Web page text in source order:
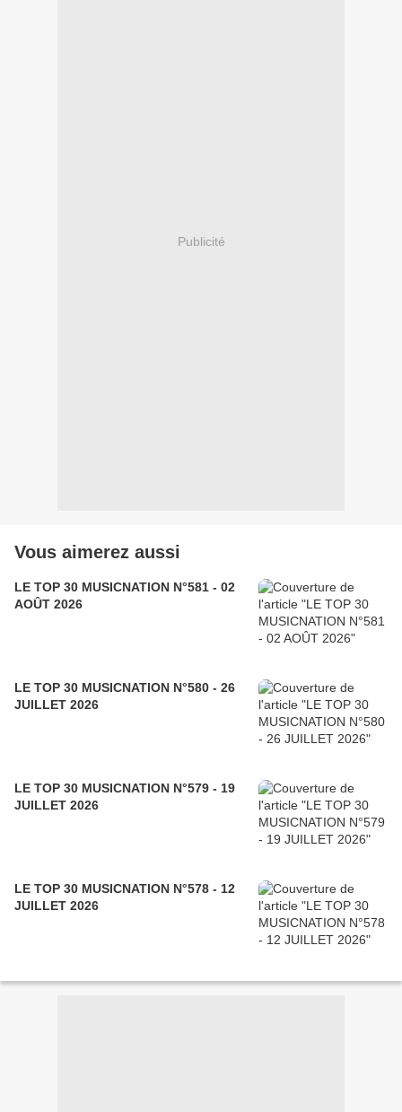
Publicité
Vous aimerez aussi
LE TOP 30 MUSICNATION N°581 - 02
AOÛT 2026
LE TOP 30 MUSICNATION N°580 - 26
JUILLET 2026
LE TOP 30 MUSICNATION N°579 - 19
JUILLET 2026
LE TOP 30 MUSICNATION N°578 - 12
JUILLET 2026